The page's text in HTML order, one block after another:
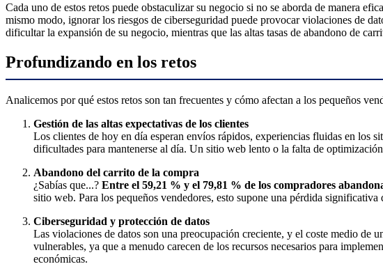
Cada uno de estos retos puede obstaculizar su negocio si no se aborda de manera
mismo modo, ignorar los riesgos de ciberseguridad puede provocar violaciones de
dificultar la expansión de su negocio, mientras que las altas tasas de abandono de
Profundizando en los retos
Analicemos por qué estos retos son tan frecuentes y cómo afectan a los pequeños
Gestión de las altas expectativas de los clientes
Los clientes de hoy en día esperan envíos rápidos, experiencias fluidas en los
dificultades para mantenerse al día. Un sitio web lento o la falta de
Abandono del carrito de la compra
¿Sabías que...? Entre el 59,21 % y el 79,81 % de los compradores
sitio web. Para los pequeños vendedores, esto supone una pérdida significativa
Ciberseguridad y protección de datos
Las violaciones de datos son una preocupación creciente, y el coste medio de
vulnerables, ya que a menudo carecen de los recursos necesarios para
económicas.